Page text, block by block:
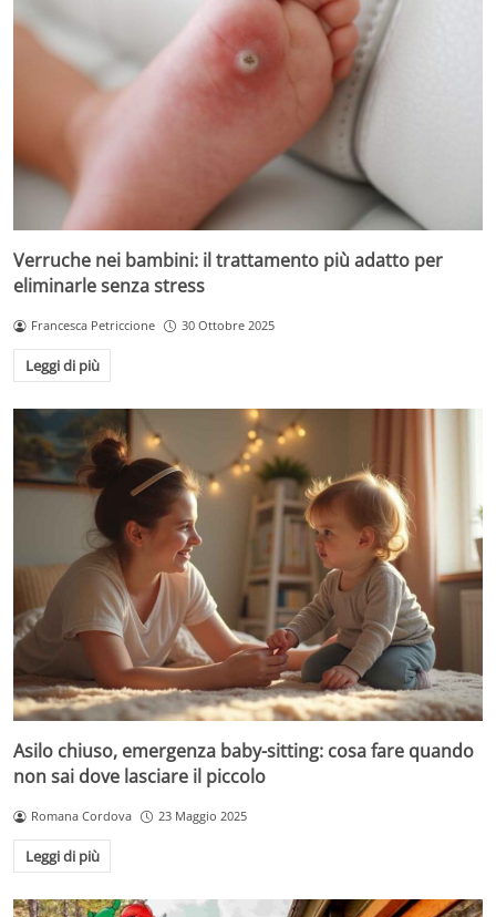
Verruche nei bambini: il trattamento più adatto per
eliminarle senza stress
Francesca Petriccione 30 Ottobre 2025
Leggi di più
Asilo chiuso, emergenza baby-sitting: cosa fare quando
non sai dove lasciare il piccolo
Romana Cordova 23 Maggio 2025
Leggi di più